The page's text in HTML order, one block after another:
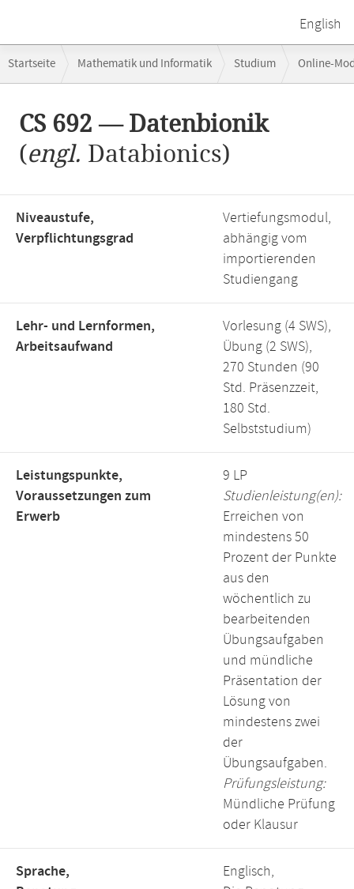
English
Navigation
Startseite Mathematik und Informatik Studium Online-
CS 692 — Datenbionik
(engl. Databionics)
Niveaustufe,
Verpflichtungsgrad
Vertiefungsmodul,
abhängig vom
importierenden
Studiengang
Lehr- und Lernformen,
Arbeitsaufwand
Vorlesung (4 SWS),
Übung (2 SWS),
270 Stunden (90
Std. Präsenzzeit,
180 Std.
Selbststudium)
Leistungspunkte,
Voraussetzungen zum
Erwerb
9 LP
Studienleistung(en):
Erreichen von
mindestens 50
Prozent der Punkte
aus den
wöchentlich zu
bearbeitenden
Übungsaufgaben
und mündliche
Präsentation der
Lösung von
mindestens zwei
der
Übungsaufgaben.
Prüfungsleistung:
Mündliche Prüfung
oder Klausur
Sprache,
Englisch,